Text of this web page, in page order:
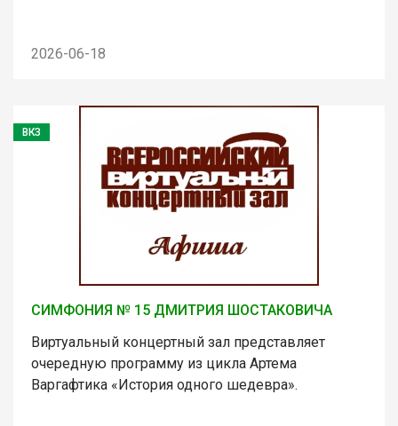
2026-06-18
ВКЗ
СИМФОНИЯ № 15 ДМИТРИЯ ШОСТАКОВИЧА
Виртуальный концертный зал представляет
очередную программу из цикла Артема
Варгафтика «История одного шедевра».